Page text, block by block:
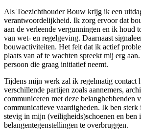
Als Toezichthouder Bouw krijg ik een
verantwoordelijkheid. Ik zorg ervoor dat
aan de verleende vergunningen en ik houd
van wet- en regelgeving. Daarnaast
bouwactiviteiten. Het feit dat ik actief
plaats van af te wachten spreekt mij erg
persoon die graag initiatief neemt.
Tijdens mijn werk zal ik regelmatig contact
verschillende partijen zoals aannemers,
communiceren met deze belanghebbenden
communicatieve vaardigheden. Ik ben sterk
stevig in mijn (veiligheids)schoenen en ben
belangentegenstellingen te overbruggen.